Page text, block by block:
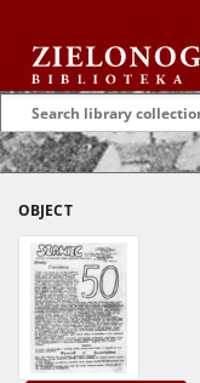
OBJECT